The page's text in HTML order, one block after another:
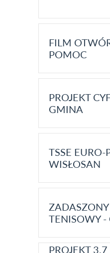
FILM
POMOC
PROJEKT
GMINA
TSSE EURO-
WISŁOSAN
TENISOWY -
PROJEKT